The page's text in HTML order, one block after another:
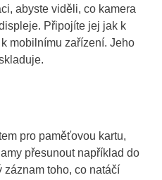
abyste viděli, co kamera
Připojíte jej jak k
mobilnímu zařízení. Jeho
pro paměťovou kartu,
přesunout například do
záznam toho, co natáčí